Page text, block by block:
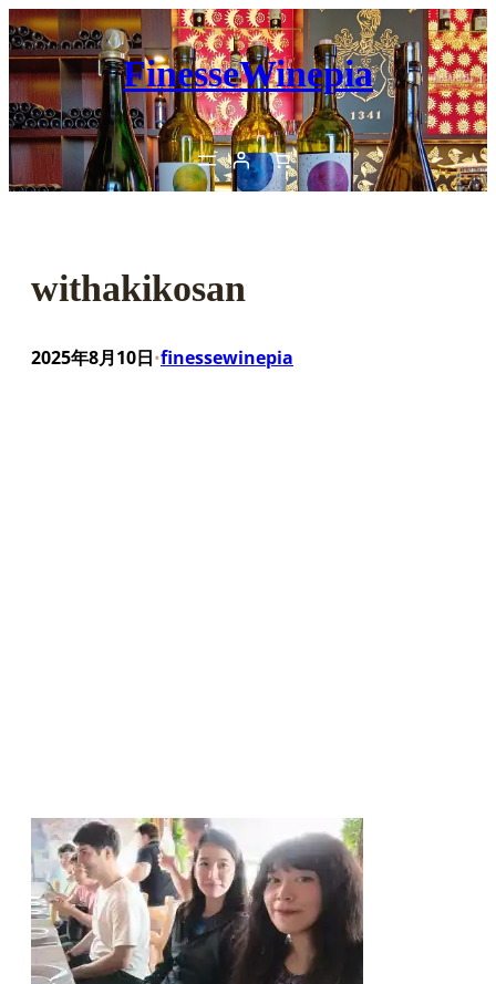
内
容
を
ス
キ
ッ
プ
FinesseWinepia
withakikosan
2025年8月10日•finessewinepia